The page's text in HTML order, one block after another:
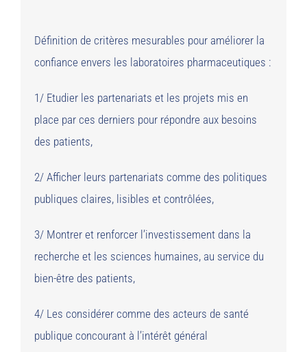
Définition de critères mesurables pour améliorer la
confiance envers les laboratoires pharmaceutiques :
1/ Etudier les partenariats et les projets mis en
place par ces derniers pour répondre aux besoins
des patients,
2/ Afficher leurs partenariats comme des politiques
publiques claires, lisibles et contrôlées,
3/ Montrer et renforcer l’investissement dans la
recherche et les sciences humaines, au service du
bien-être des patients,
4/ Les considérer comme des acteurs de santé
publique concourant à l’intérêt général